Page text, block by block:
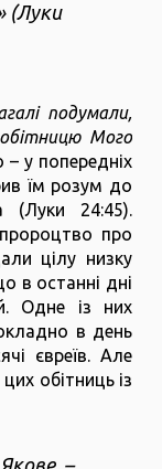
(Луки
подумали,
Мого
у попередніх
їм розум до
(Луки 24:45).
про
цілу низку
в останні дні
Одне із них
в день
євреїв. Але
обітниць із